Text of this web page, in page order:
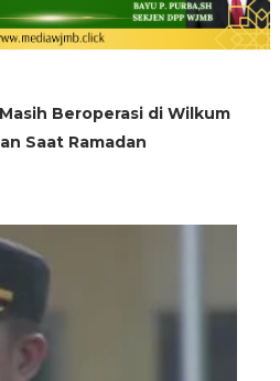
Beroperasi di Wilkum
Saat Ramadan